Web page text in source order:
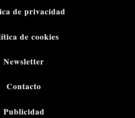
de privacidad
de cookies
Newsletter
Contacto
Publicidad